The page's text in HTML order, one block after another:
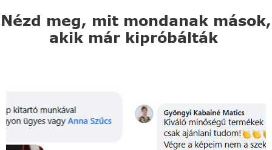
Nézd meg, mit mondanak mások,
akik már kipróbálták